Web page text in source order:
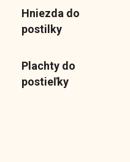
Hniezda do
postilky
Plachty do
postieľky